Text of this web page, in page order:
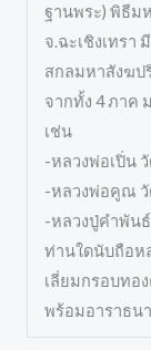
ฐานพระ) พิธีม
จ.ฉะเชิงเทรา
สกลมหาสังฆป
จากทั้ง 4 ภาค
เช่น
-หลวงพ่อเปิ่น
-หลวงพ่อคูณ วั
-หลวงปู่คำพัน
ท่านใดนับถือห
เลี่ยมกรอบทอ
พร้อมอาราธน